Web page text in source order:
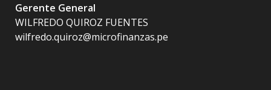
Gerente General
WILFREDO QUIROZ FUENTES
wilfredo.quiroz@microfinanzas.pe